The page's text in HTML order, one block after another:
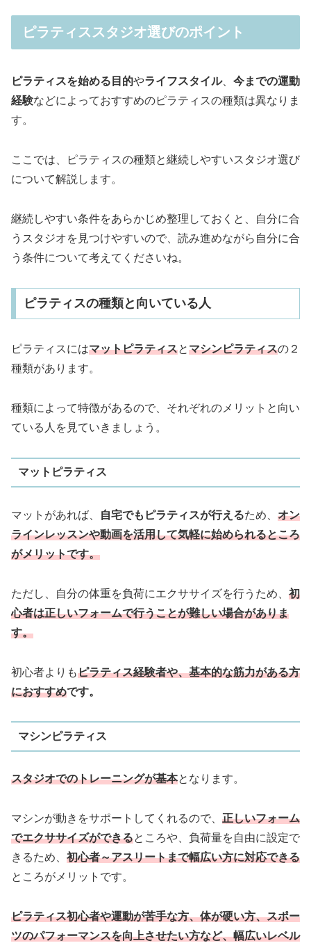
ピラティススタジオ選びのポイント
ピラティスを始める目的やライフスタイル、 今までの運動
経験などによっておすすめのピラティスの種類は異なりま
す。
ここでは、ピラティスの種類と継続しやすいスタジオ選び
について解説します。
継続しやすい条件をあらかじめ整理しておくと、自分に合
うスタジオを見つけやすいので、読み進めながら自分に合
う条件について考えてくださいね。
ピラティスの種類と向いている人
ピラティスにはマットピラティスとマシンピラティスの２
種類があります。
種類によって特徴があるので、それぞれのメリットと向い
ている人を見ていきましょう。
マットピラティス
マットがあれば、 自宅でもピラティスが行えるため、 オン
ラインレッスンや動画を活用して気軽に始められるところ
がメリットです。
ただし、自分の体重を負荷にエクササイズを行うため、 初
心者は正しいフォームで行うことが難しい場合がありま
す。
初心者よりもピラティス経験者や、基本的な筋力がある方
におすすめです。
マシンピラティス
スタジオでのトレーニングが基本となります。
マシンが動きをサポートしてくれるので、 正しいフォーム
でエクササイズができるところや、負荷量を自由に設定で
きるため、 初心者～アスリートまで幅広い方に対応できる
ところがメリットです。
ピラティス初心者や運動が苦手な方、体が硬い方、スポー
ツのパフォーマンスを向上させたい方など、幅広いレベル